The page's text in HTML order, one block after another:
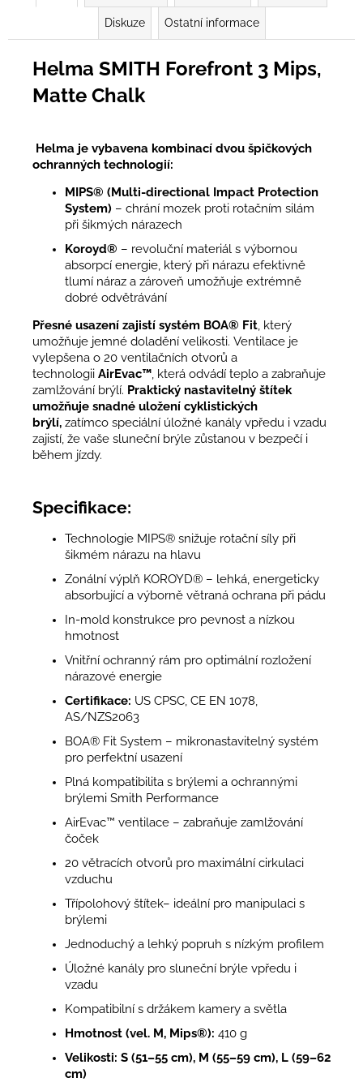
Diskuze Ostatní informace
Helma SMITH Forefront 3 Mips,
Matte Chalk
Helma je vybavena kombinací dvou špičkových
ochranných technologií:
MIPS® (Multi-directional Impact Protection
System) – chrání mozek proti rotačním silám
při šikmých nárazech
Koroyd® – revoluční materiál s výbornou
absorpcí energie, který při nárazu efektivně
tlumí náraz a zároveň umožňuje extrémně
dobré odvětrávání
Přesné usazení zajistí systém BOA® Fit , který
umožňuje jemné doladění velikosti. Ventilace je
vylepšena o 20 ventilačních otvorů a
technologii AirEvac™ , která odvádí teplo a zabraňuje
zamlžování brýlí. Praktický nastavitelný štítek
umožňuje snadné uložení cyklistických
brýlí, zatímco speciální úložné kanály vpředu i vzadu
zajistí, že vaše sluneční brýle zůstanou v bezpečí i
během jízdy.
Specifikace:
Technologie MIPS® snižuje rotační síly při
šikmém nárazu na hlavu
Zonální výplň KOROYD® – lehká, energeticky
absorbující a výborně větraná ochrana při pádu
In-mold konstrukce pro pevnost a nízkou
hmotnost
Vnitřní ochranný rám pro optimální rozložení
nárazové energie
Certifikace: US CPSC, CE EN 1078,
AS/NZS2063
BOA® Fit System – mikronastavitelný systém
pro perfektní usazení
Plná kompatibilita s brýlemi a ochrannými
brýlemi Smith Performance
AirEvac™ ventilace – zabraňuje zamlžování
čoček
20 větracích otvorů pro maximální cirkulaci
vzduchu
Třípolohový štítek– ideální pro manipulaci s
brýlemi
Jednoduchý a lehký popruh s nízkým profilem
Úložné kanály pro sluneční brýle vpředu i
vzadu
Kompatibilní s držákem kamery a světla
Hmotnost (vel. M, Mips®): 410 g
Velikosti: S (51–55 cm), M (55–59 cm), L (59–62
cm)